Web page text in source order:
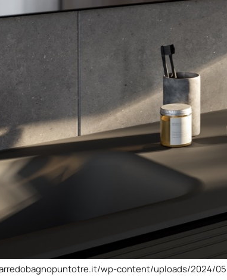
wp-content/uploads/2024/